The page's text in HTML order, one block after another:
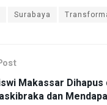
Surabaya
Makassar Dihapus
dan